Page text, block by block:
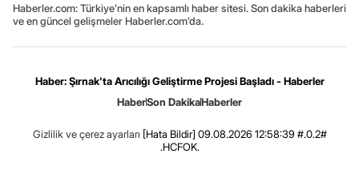
Haberler.com: Türkiye’nin en kapsamlı haber sitesi. Son dakika haberleri
ve en güncel gelişmeler Haberler.com’da.
Haber: Şırnak'ta Arıcılığı Geliştirme Projesi Başladı - Haberler
HaberSon DakikaHaberler
Gizlilik ve çerez ayarları [Hata Bildir] 09.08.2026 12:58:39 #.0.2#
.HCFOK.